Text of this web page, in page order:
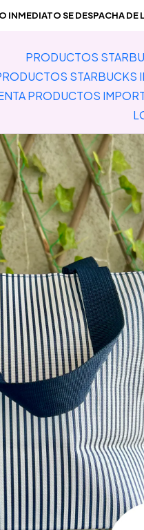
PRODUCTOS
STARBUCKS
PRODUCTOS
INMEDIATO SE DESPACHA
Inicio PRODUCTOS ENVIO